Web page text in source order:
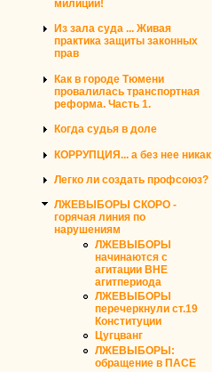
милиции!
Из зала суда ... Живая
практика защиты законных
прав
Как в городе Тюмени
провалилась транспортная
реформа. Часть 1.
Когда судья в доле
КОРРУПЦИЯ... а без нее никак
Легко ли создать профсоюз?
ЛЖЕВЫБОРЫ СКОРО -
горячая линия по
нарушениям
ЛЖЕВЫБОРЫ
начинаются с
агитации ВНЕ
агитпериода
ЛЖЕВЫБОРЫ
перечеркнули ст.19
Конституции
Цугцванг
ЛЖЕВЫБОРЫ:
обращение в ПАСЕ